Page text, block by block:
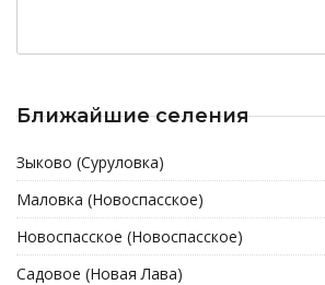
Ближайшие селения
Зыково (Суруловка)
Маловка (Новоспасское)
Новоспасское (Новоспасское)
Садовое (Новая Лава)